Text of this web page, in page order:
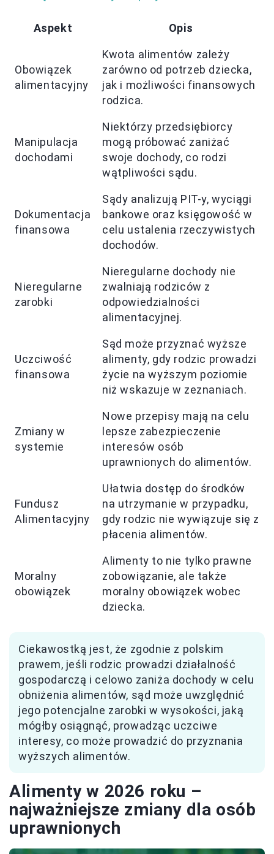
Aspekt Opis
Obowiązek
alimentacyjny
Kwota alimentów zależy
zarówno od potrzeb dziecka,
jak i możliwości finansowych
rodzica.
Manipulacja
dochodami
Niektórzy przedsiębiorcy
mogą próbować zaniżać
swoje dochody, co rodzi
wątpliwości sądu.
Dokumentacja
finansowa
Sądy analizują PIT-y, wyciągi
bankowe oraz księgowość w
celu ustalenia rzeczywistych
dochodów.
Nieregularne
zarobki
Nieregularne dochody nie
zwalniają rodziców z
odpowiedzialności
alimentacyjnej.
Uczciwość
finansowa
Sąd może przyznać wyższe
alimenty, gdy rodzic prowadzi
życie na wyższym poziomie
niż wskazuje w zeznaniach.
Zmiany w
systemie
Nowe przepisy mają na celu
lepsze zabezpieczenie
interesów osób
uprawnionych do alimentów.
Fundusz
Alimentacyjny
Ułatwia dostęp do środków
na utrzymanie w przypadku,
gdy rodzic nie wywiązuje się z
płacenia alimentów.
Moralny
obowiązek
Alimenty to nie tylko prawne
zobowiązanie, ale także
moralny obowiązek wobec
dziecka.
Ciekawostką jest, że zgodnie z polskim
prawem, jeśli rodzic prowadzi działalność
gospodarczą i celowo zaniża dochody w celu
obniżenia alimentów, sąd może uwzględnić
jego potencjalne zarobki w wysokości, jaką
mógłby osiągnąć, prowadząc uczciwe
interesy, co może prowadzić do przyznania
wyższych alimentów.
Alimenty w 2026 roku –
najważniejsze zmiany dla osób
uprawnionych